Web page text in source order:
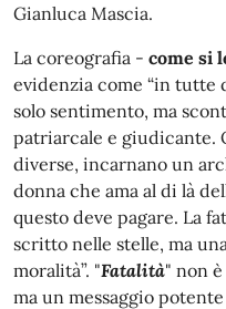
Gianluca Mascia.
La coreografia - come si
evidenzia come “in tutte
solo sentimento, ma
patriarcale e giudicante.
diverse, incarnano un
donna che ama al di là
questo deve pagare. La
scritto nelle stelle, ma
moralità”. "Fatalità" non
ma un messaggio